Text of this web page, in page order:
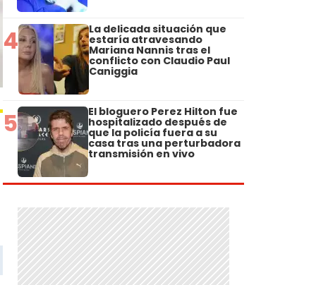
4 La delicada situación que
estaría atravesando
Mariana Nannis tras el
conflicto con Claudio Paul
Caniggia
5 El bloguero Perez Hilton fue
hospitalizado después de
que la policía fuera a su
casa tras una perturbadora
transmisión en vivo